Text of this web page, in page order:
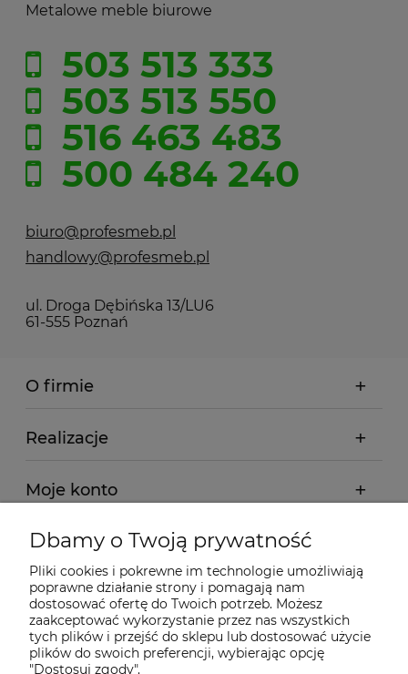
Metalowe meble biurowe
503 513 333
503 513 550
516 463 483
500 484 240
biuro@profesmeb.pl
handlowy@profesmeb.pl
ul. Droga Dębińska 13/LU6
61-555 Poznań
O firmie
Realizacje
Moje konto
Regulamin
Dostawa - realizacja
Gwarancja i zwroty
Dbamy o Twoją prywatność
Pliki cookies i pokrewne im technologie umożliwiają
poprawne działanie strony i pomagają nam
dostosować ofertę do Twoich potrzeb. Możesz
zaakceptować wykorzystanie przez nas wszystkich
tych plików i przejść do sklepu lub dostosować użycie
plików do swoich preferencji, wybierając opcję
"Dostosuj zgody".